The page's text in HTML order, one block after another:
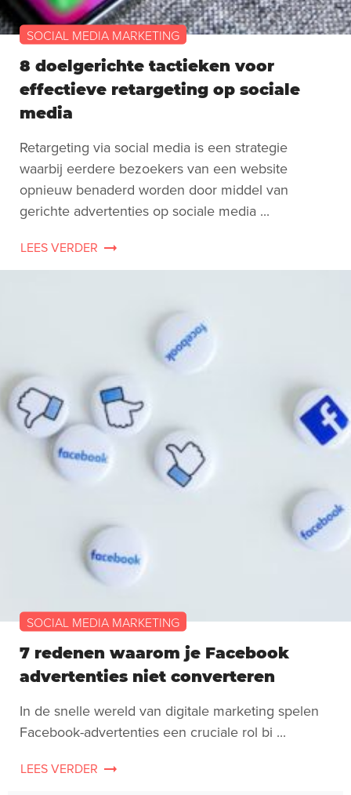
SOCIAL MEDIA MARKETING
8 doelgerichte tactieken voor
effectieve retargeting op sociale
media
Retargeting via social media is een strategie
waarbij eerdere bezoekers van een website
opnieuw benaderd worden door middel van
gerichte advertenties op sociale media ...
LEES VERDER
SOCIAL MEDIA MARKETING
7 redenen waarom je Facebook
advertenties niet converteren
In de snelle wereld van digitale marketing spelen
Facebook-advertenties een cruciale rol bi ...
LEES VERDER